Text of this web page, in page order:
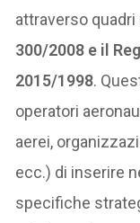
attraverso quadri
300/2008 e il
2015/1998.
operatori
aerei,
ecc.) di inserire
specifiche